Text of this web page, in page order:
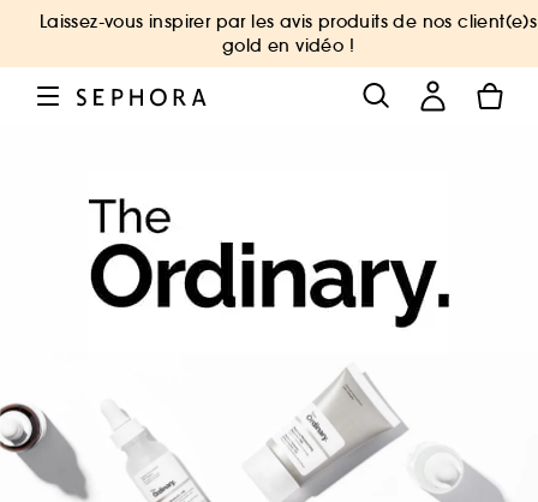
Laissez-vous inspirer par les avis produits de nos client(e)s
gold en vidéo !